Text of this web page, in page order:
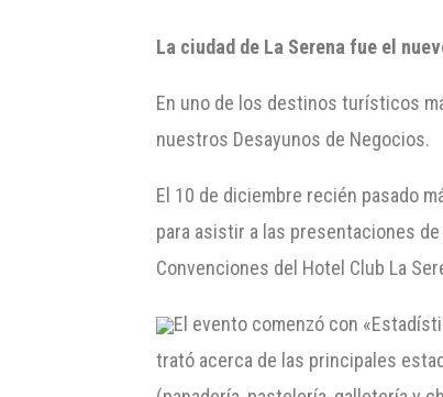
La ciudad de La Serena fue el
En uno de los destinos turísticos
nuestros Desayunos de Negocios.
El 10 de diciembre recién pasado
para asistir a las presentaciones
Convenciones del Hotel Club La
El evento comenzó con
trató acerca de las principales